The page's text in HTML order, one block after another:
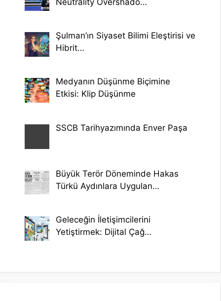
Şulman’ın Siyaset Bilimi Eleştirisi ve
Hibrit…
Medyanın Düşünme Biçimine
Etkisi: Klip Düşünme
SSCB Tarihyazımında Enver Paşa
Büyük Terör Döneminde Hakas
Türkü Aydınlara Uygulan…
Geleceğin İletişimcilerini
Yetiştirmek: Dijital Çağ…